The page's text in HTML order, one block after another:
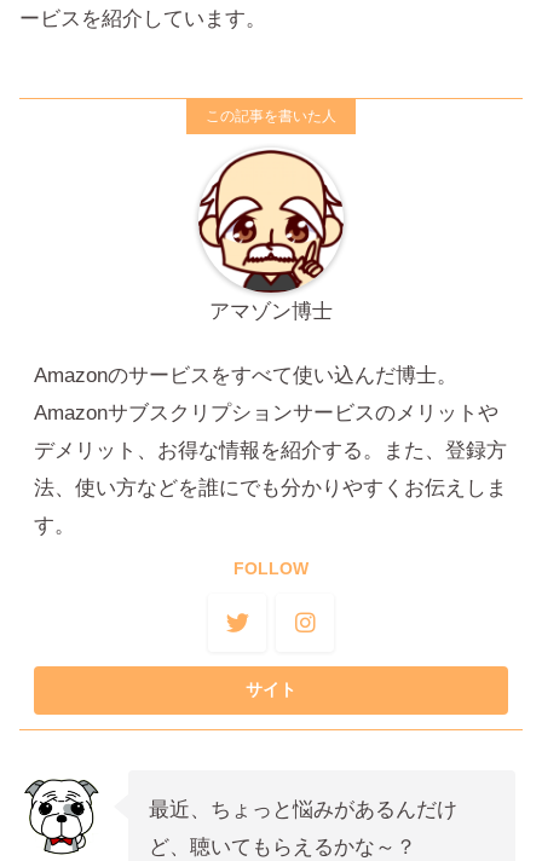
ービスを紹介しています。
アマゾン博士
Amazonのサービスをすべて使い込んだ博士。
Amazonサブスクリプションサービスのメリットや
デメリット、お得な情報を紹介する。また、登録方
法、使い方などを誰にでも分かりやすくお伝えしま
す。
FOLLOW
最近、ちょっと悩みがあるんだけ
ど、聴いてもらえるかな～？